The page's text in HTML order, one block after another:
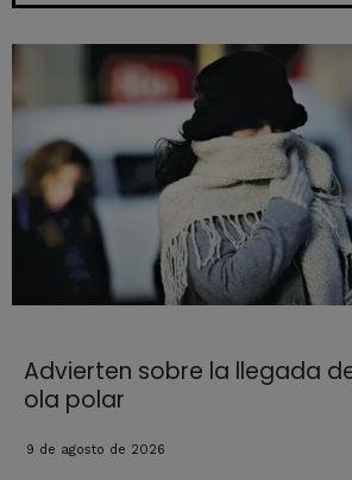
Advierten sobre la llegada
ola polar
9 de agosto de 2026